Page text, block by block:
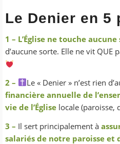
Le Denier en 5
1 – L’Église ne touche
d’aucune sorte. Elle ne vit QUE
2 – Le « Denier » n’est rien
financière annuelle de
vie de l’Église locale (paroisse,
3 – Il sert principalement à
salariés de notre paroisse et